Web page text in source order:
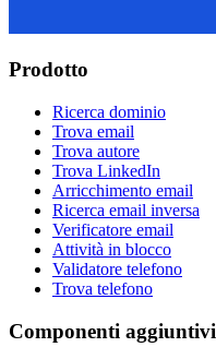
Prodotto
Ricerca dominio
Trova email
Trova autore
Trova LinkedIn
Arricchimento email
Ricerca email inversa
Verificatore email
Attività in blocco
Validatore telefono
Trova telefono
Componenti aggiuntivi